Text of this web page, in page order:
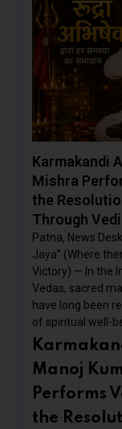
Karmakandi
Mishra
the
Through
Patna, News
Jaya” (Where
Victory) — In the
Vedas, sacred
have long been
of spiritual well-
Manoj
Performs
the